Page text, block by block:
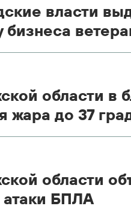
власти
бизнеса
области в
жара до 37
области
атаки БПЛА